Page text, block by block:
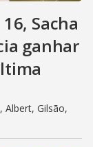
Sacha
ganhar
Albert, Gilsão,